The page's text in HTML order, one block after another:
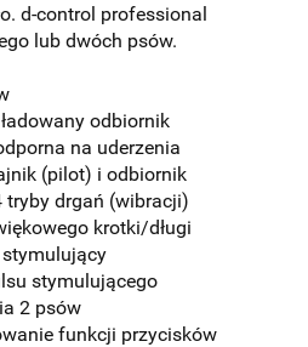
d-control professional
lub dwóch psów.
odbiornik
na uderzenia
(pilot) i odbiornik
tryby drgań (wibracji)
krotki/długi
stymulującego
2 psów
funkcji przycisków